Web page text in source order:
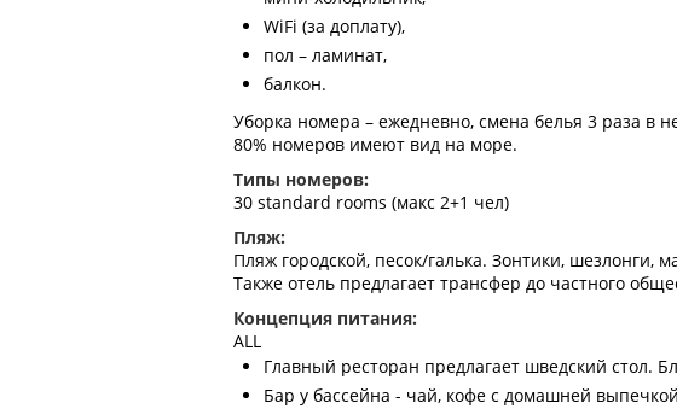
WiFi (за доплату),
пол – ламинат,
балкон.
Уборка номера – ежедневно, смена белья 3 раза в
80% номеров имеют вид на море.
Типы номеров:
30 standard rooms (макс 2+1 чел)
Пляж:
Пляж городской, песок/галька. Зонтики, шезлонги,
Также отель предлагает трансфер до частного
Концепция питания:
ALL
Главный ресторан предлагает шведский стол.
Бар у бассейна - чай, кофе с домашней